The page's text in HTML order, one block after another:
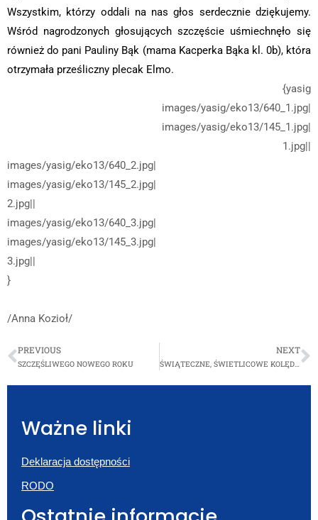
Wszystkim, którzy oddali na nas głos serdecznie dziękujemy.
Wśród nagrodzonych głosujących szczęście uśmiechnęło się
również do pani Pauliny Bąk (mama Kacperka Bąka kl. 0b), która
otrzymała prześliczny plecak Elmo.
{yasig
images/yasig/eko13/640_1.jpg|
images/yasig/eko13/145_1.jpg|
1.jpg||
images/yasig/eko13/640_2.jpg|
images/yasig/eko13/145_2.jpg|
2.jpg||
images/yasig/eko13/640_3.jpg|
images/yasig/eko13/145_3.jpg|
3.jpg||
}
/Anna Kozioł/
PREVIOUS
SZCZĘŚLIWEGO NOWEGO ROKU
NEXT
ŚWIĄTECZNE, ŚWIETLICOWE KOLĘDOWANIE
Ważne linki
Deklaracja dostępności
RODO